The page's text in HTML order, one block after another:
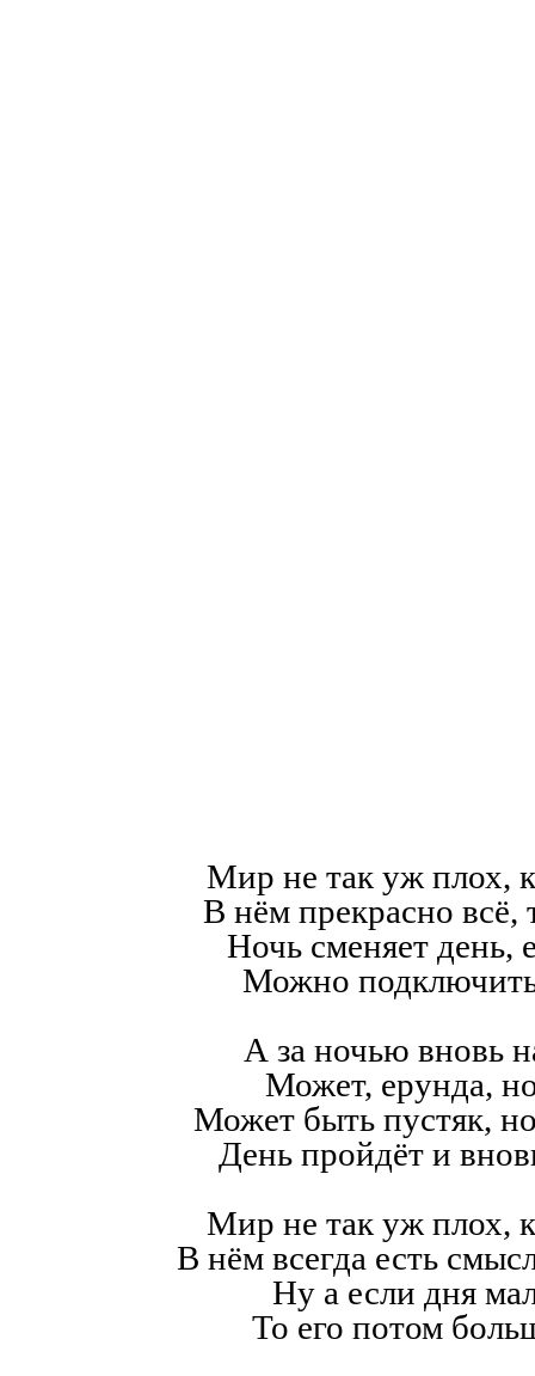
Мир не так уж плох,
В нём прекрасно всё,
Ночь сменяет день,
Можно
А за ночью вновь
Может, ерунда,
Может быть пустяк,
День пройдёт и
Мир не так уж плох,
В нём всегда есть
Ну а если дня
То его потом